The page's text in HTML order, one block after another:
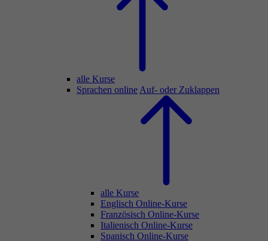
alle Kurse
Sprachen online Auf- oder Zuklappen
alle Kurse
Englisch Online-Kurse
Französisch Online-Kurse
Italienisch Online-Kurse
Spanisch Online-Kurse